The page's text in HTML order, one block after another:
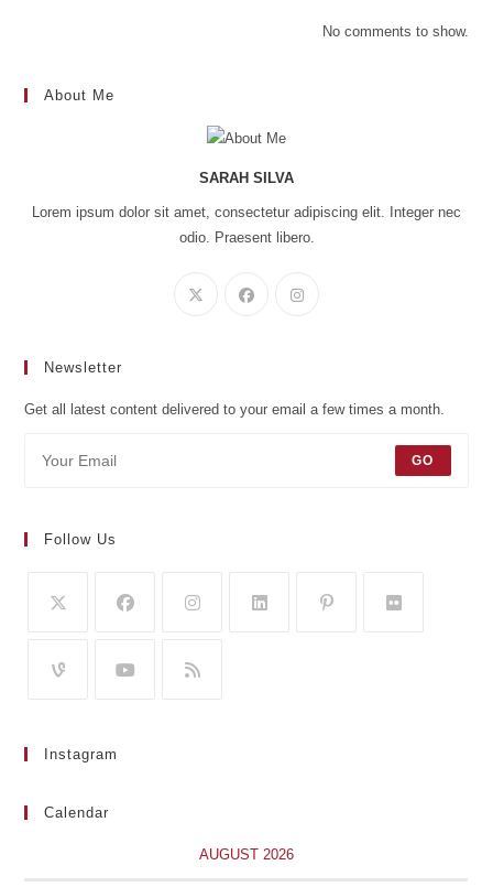
No comments to show.
About Me
SARAH SILVA
Lorem ipsum dolor sit amet, consectetur adipiscing elit. Integer nec
odio. Praesent libero.
Newsletter
Get all latest content delivered to your email a few times a month.
GO
Follow Us
Instagram
Calendar
AUGUST 2026